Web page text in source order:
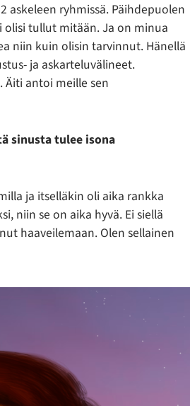
askeleen ryhmissä. Päihdepuolen
tullut mitään. Ja on minua
niin kuin olisin tarvinnut. Hänellä
ja askarteluvälineet.
Äiti antoi meille sen
sinusta tulee isona
ja itselläkin oli aika rankka
niin se on aika hyvä. Ei siellä
haaveilemaan. Olen sellainen